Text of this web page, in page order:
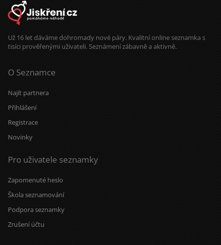
Už 16 let dáváme dohromady nové páry. Kvalitní online seznamka s
tisíci prověřenými uživateli. Seznámení zábavně a aktivně.
O Seznamce
Najít partnera
Přihlášení
Registrace
Novinky
Pro uživatele seznamky
Zapomenuté heslo
Škola seznamování
Podpora seznamky
Zrušení účtu